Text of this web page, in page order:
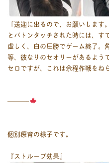
「送迎に出るので、お願いします
とバトンタッチされた時には、す
虚しく、白の圧勝でゲーム終了。
等、彼なりのセオリーがあるよう
セロですが、これは余程作戦をね
———-
個別療育の様子です。
『ストループ効果』